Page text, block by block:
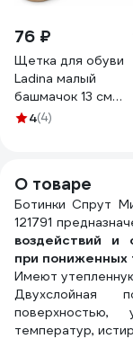
76 ₽
Щетка для обуви
Ladina малый
башмачок 13 см
300102-4
4(4)
О товаре
Ботинки Спрут
121791
воздействий и
при пониженных
Имеют
Двухслойная
поверхностью,
температур,